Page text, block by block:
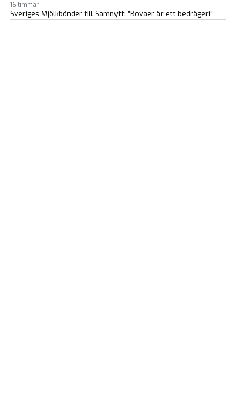
16 timmar
Sveriges Mjölkbönder till Samnytt: ”Bovaer är ett bedrägeri”